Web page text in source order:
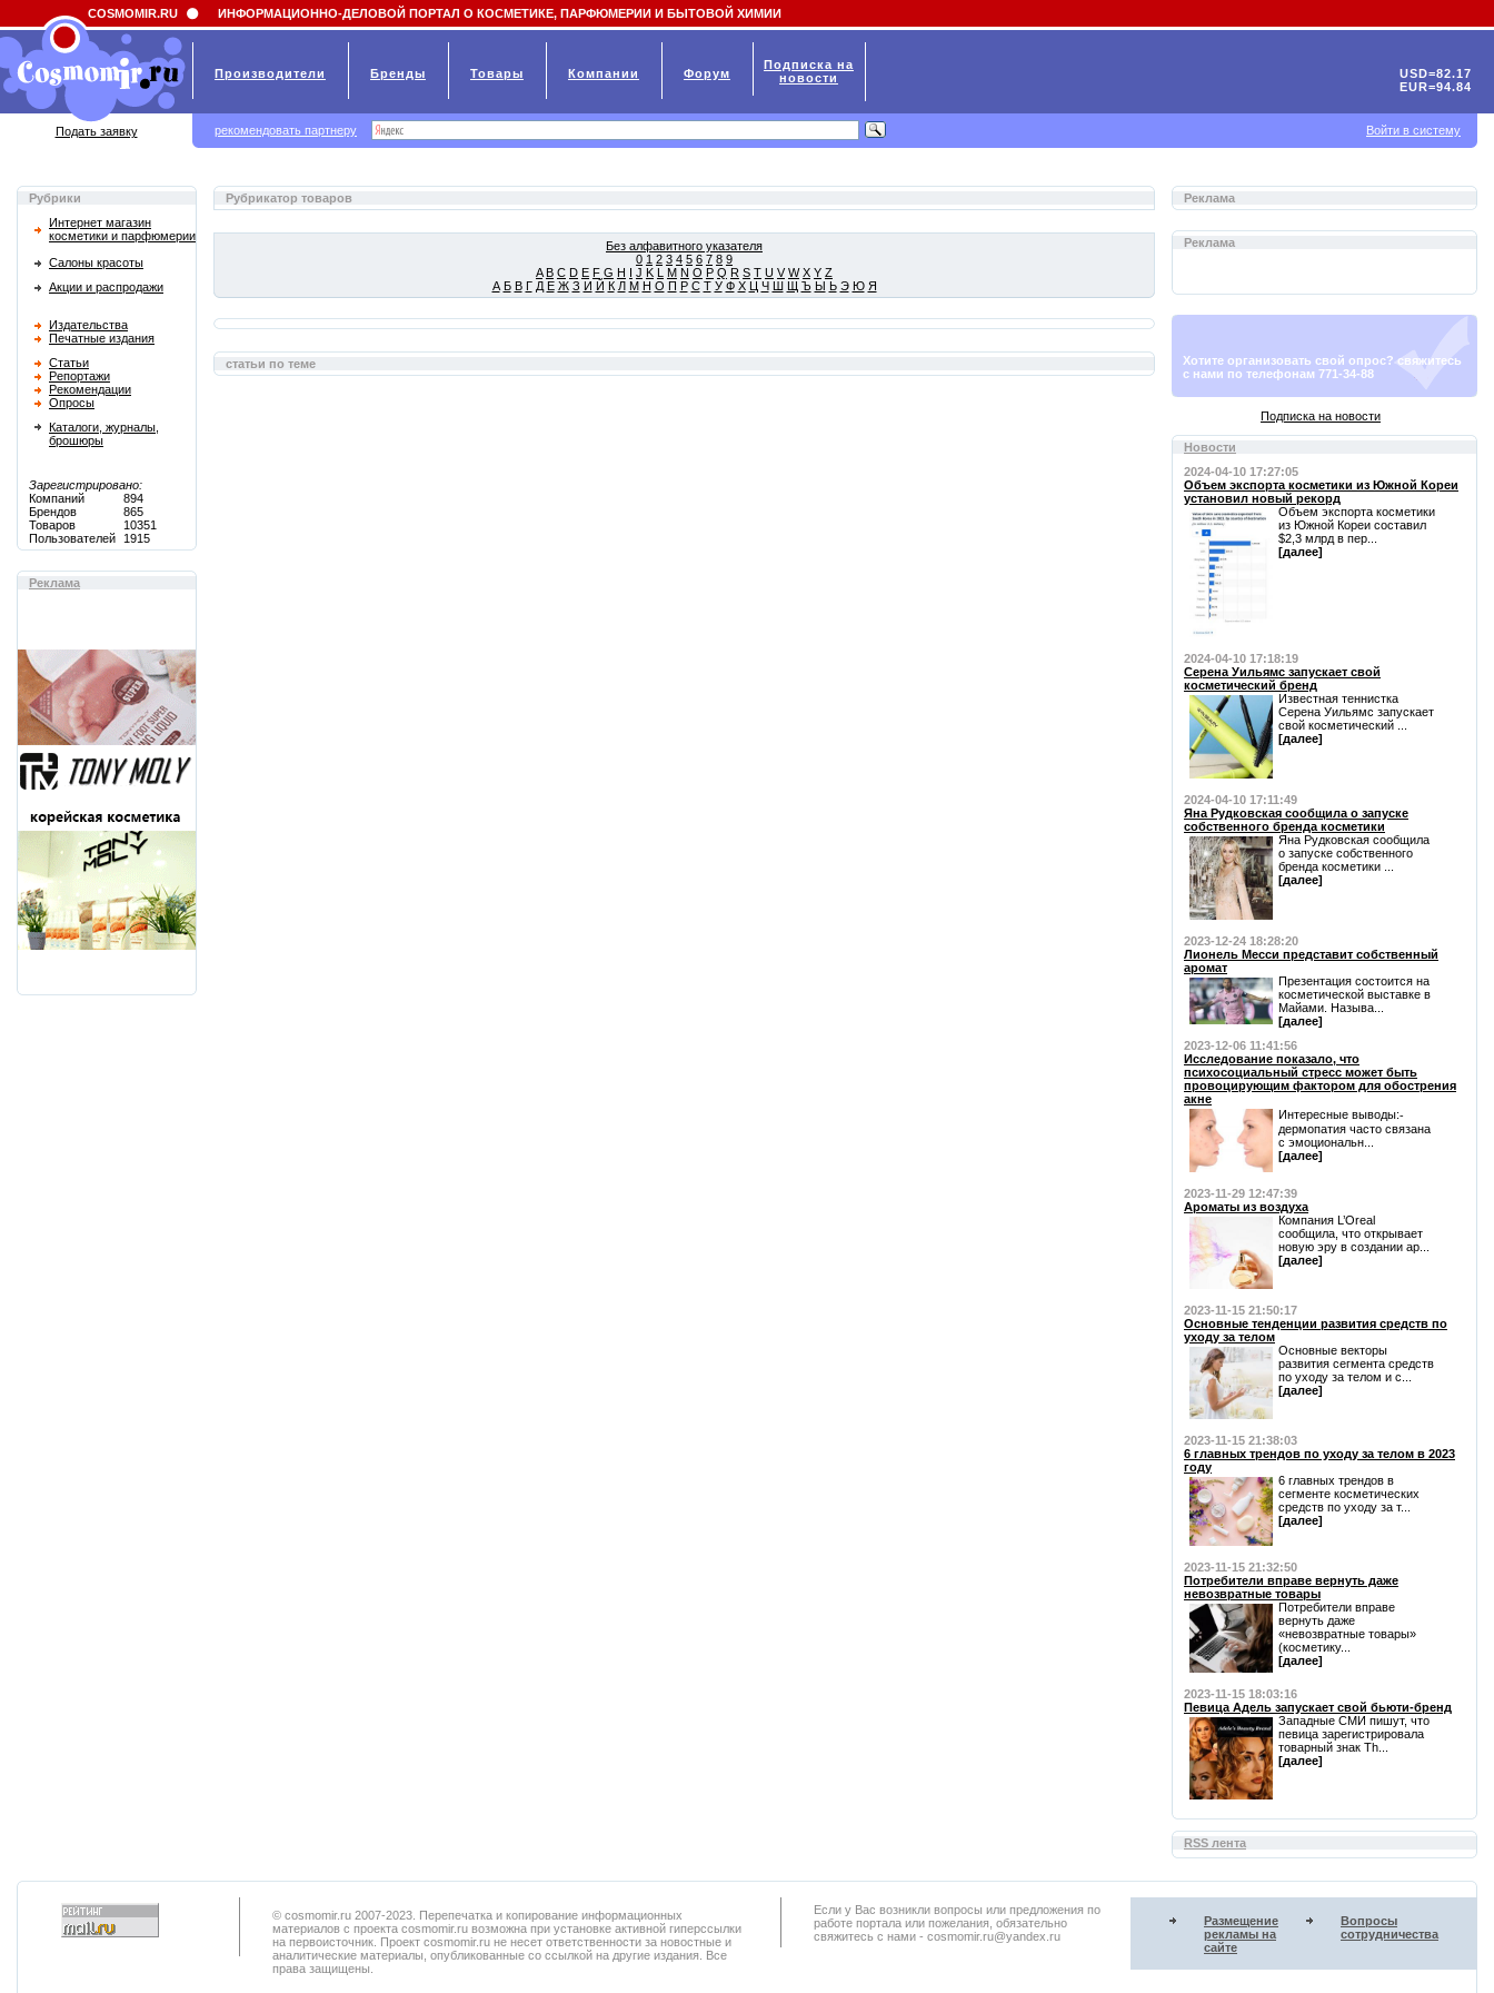
Field 'news_title' doesn't have a default value
Рубрики
Интернет магазин
косметики и парфюмерии
Салоны красоты
Акции и распродажи
Издательства
Печатные издания
Статьи
Репортажи
Рекомендации
Опросы
Каталоги, журналы,
брошюры
Зарегистрировано:
Компаний
894
Брендов
865
Товаров
10351
Пользователей
1915
Реклама
Рубрикатор товаров
Без алфавитного указателя
0 1 2 3 4 5 6 7 8 9
A B C D E F G H I J K L M N O P Q R S T U V W X Y Z
А Б В Г Д Е Ж З И Й К Л М Н О П Р С Т У Ф Х Ц Ч Ш Щ Ъ Ы Ь Э Ю Я
статьи по теме
Реклама
Реклама
Хотите организовать свой опрос? свяжитесь
с нами по телефонам 771-34-88
Подписка на новости
Новости
2024-04-10 17:27:05
Объем экспорта косметики из Южной Кореи
установил новый рекорд
Объем экспорта косметики
из Южной Кореи составил
$2,3 млрд в пер...
[далее]
2024-04-10 17:18:19
Серена Уильямс запускает свой
косметический бренд
Известная теннистка
Серена Уильямс запускает
свой косметический ...
[далее]
2024-04-10 17:11:49
Яна Рудковская сообщила о запуске
собственного бренда косметики
Яна Рудковская сообщила
о запуске собственного
бренда косметики ...
[далее]
2023-12-24 18:28:20
Лионель Месси представит собственный
аромат
Презентация состоится на
косметической выставке в
Майами. Называ...
[далее]
2023-12-06 11:41:56
Исследование показало, что
психосоциальный стресс может быть
провоцирующим фактором для обострения
акне
Интересные выводы:⁃
дермопатия часто связана
с эмоциональн...
[далее]
2023-11-29 12:47:39
Ароматы из воздуха
Компания L’Oreal
сообщила, что открывает
новую эру в создании ар...
[далее]
2023-11-15 21:50:17
Основные тенденции развития средств по
уходу за телом
Основные векторы
развития сегмента средств
по уходу за телом и с...
[далее]
2023-11-15 21:38:03
6 главных трендов по уходу за телом в 2023
году
6 главных трендов в
сегменте косметических
средств по уходу за т...
[далее]
2023-11-15 21:32:50
Потребители вправе вернуть даже
невозвратные товары
Потребители вправе
вернуть даже
«невозвратные товары»
(косметику...
[далее]
2023-11-15 18:03:16
Певица Адель запускает свой бьюти-бренд
Западные СМИ пишут, что
певица зарегистрировала
товарный знак Th...
[далее]
RSS лента
© cosmomir.ru 2007-2023. Перепечатка и копирование информационных
материалов с проекта cosmomir.ru возможна при установке активной гиперссылки
на первоисточник. Проект cosmomir.ru не несет ответственности за новостные и
аналитические материалы, опубликованные со ссылкой на другие издания. Все
права защищены.
Если у Вас возникли вопросы или предложения по
работe портала или пожелания, обязательно
свяжитесь с нами - cosmomir.ru@yandex.ru
Размещение
рекламы на
сайте
Вопросы
сотрудничества
COSMOMIR.RU ИНФОРМАЦИОННО-ДЕЛОВОЙ ПОРТАЛ О КОСМЕТИКЕ, ПАРФЮМЕРИИ И БЫТОВОЙ ХИМИИ
Производители Бренды Товары Компании Форум
Подписка на
новости
USD=82.17
EUR=94.84
Подать заявку рекомендовать партнеру Войти в систему